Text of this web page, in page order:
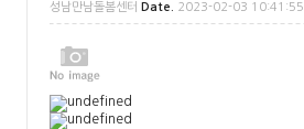
성남만남돌봄센터 Date. 2023-02-03 10:41:55